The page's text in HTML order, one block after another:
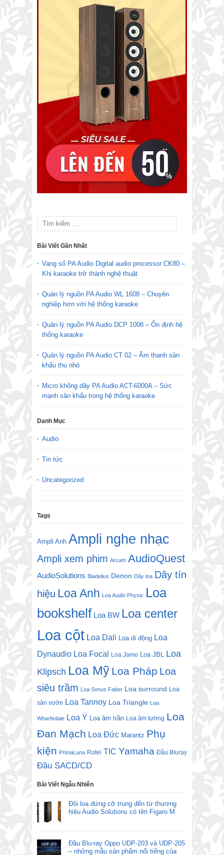
Bài Viết Gần Nhất
Vang số PA Audio Digital audio processor CK80 –
Khi karaoke trở thành nghệ thuật
Quản lý nguồn PA Audio WL 1608 – Chuyên
nghiệp hơn với hệ thống karaoke
Quản lý nguồn PA Audio DCP 1008 – Ổn định hệ
thống karaoke
Quản lý nguồn PA Audio CT 02 – Âm thanh sân
khấu thu nhỏ
Micro không dây PA Audio ACT-6000A – Sức
mạnh sân khấu trong hệ thống karaoke
Danh Mục
Audio
Tin tức
Uncategorized
Tags
Ampli Anh Ampli nghe nhạc
Ampli xem phim Arcam AudioQuest
AudioSolutions Bladelius Denon Dây loa Dây tín
hiệu Loa Anh Loa Audio Physic Loa
bookshelf Loa BW Loa center
Loa cột Loa Dali Loa di động Loa
Dynaudio Loa Focal Loa Jamo Loa JBL
Loa
Klipsch Loa Mỹ Loa Pháp Loa
siêu trầm Loa Sonus Faber Loa surround Loa
sân vườn Loa Tannoy Loa Triangle Loa
Wharfedale Loa Ý Loa âm trần Loa âm tường Loa
Đan Mạch Loa Đức Marantz Phụ
kiện PrimaLuna Rotel TIC Yamaha Đầu Bluray
Đầu SACD/CD
Bài Viết Ngẫu Nhiên
Đôi loa đứng cỡ trung đến từ thương
hiệu Audio Solutions có tên Figaro M
Đầu Blu-ray Oppo UDP-203 và UDP-205
– những mẫu sản phẩm nổi tiếng của